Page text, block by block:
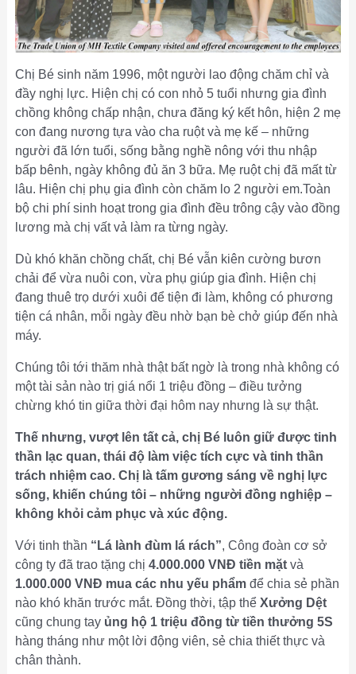
Chị Bé sinh năm 1996, một người lao động chăm chỉ và
đầy nghị lực. Hiện chị có con nhỏ 5 tuổi nhưng gia đình
chồng không chấp nhận, chưa đăng ký kết hôn, hiện 2 mẹ
con đang nương tựa vào cha ruột và mẹ kế – những
người đã lớn tuổi, sống bằng nghề nông với thu nhập
bấp bênh, ngày không đủ ăn 3 bữa. Mẹ ruột chị đã mất từ
lâu. Hiện chị phụ gia đình còn chăm lo 2 người em.Toàn
bộ chi phí sinh hoạt trong gia đình đều trông cậy vào đồng
lương mà chị vất vả làm ra từng ngày.
Dù khó khăn chồng chất, chị Bé vẫn kiên cường bươn
chải để vừa nuôi con, vừa phụ giúp gia đình. Hiện chị
đang thuê trọ dưới xuôi để tiện đi làm, không có phương
tiện cá nhân, mỗi ngày đều nhờ bạn bè chở giúp đến nhà
máy.
Chúng tôi tới thăm nhà thật bất ngờ là trong nhà không có
một tài sản nào trị giá nổi 1 triệu đồng – điều tưởng
chừng khó tin giữa thời đại hôm nay nhưng là sự thật.
Thế nhưng, vượt lên tất cả, chị Bé luôn giữ được tinh
thần lạc quan, thái độ làm việc tích cực và tinh thần
trách nhiệm cao. Chị là tấm gương sáng về nghị lực
sống, khiến chúng tôi – những người đồng nghiệp –
không khỏi cảm phục và xúc động.
Với tinh thần “Lá lành đùm lá rách”, Công đoàn cơ sở
công ty đã trao tặng chị 4.000.000 VNĐ tiền mặtvà
1.000.000 VNĐ mua các nhu yếu phẩmđể chia sẻ phần
nào khó khăn trước mắt. Đồng thời, tập thể Xưởng Dệt
cũng chung tay ủng hộ 1 triệu đồng từ tiền thưởng 5S
hàng tháng như một lời động viên, sẻ chia thiết thực và
chân thành.